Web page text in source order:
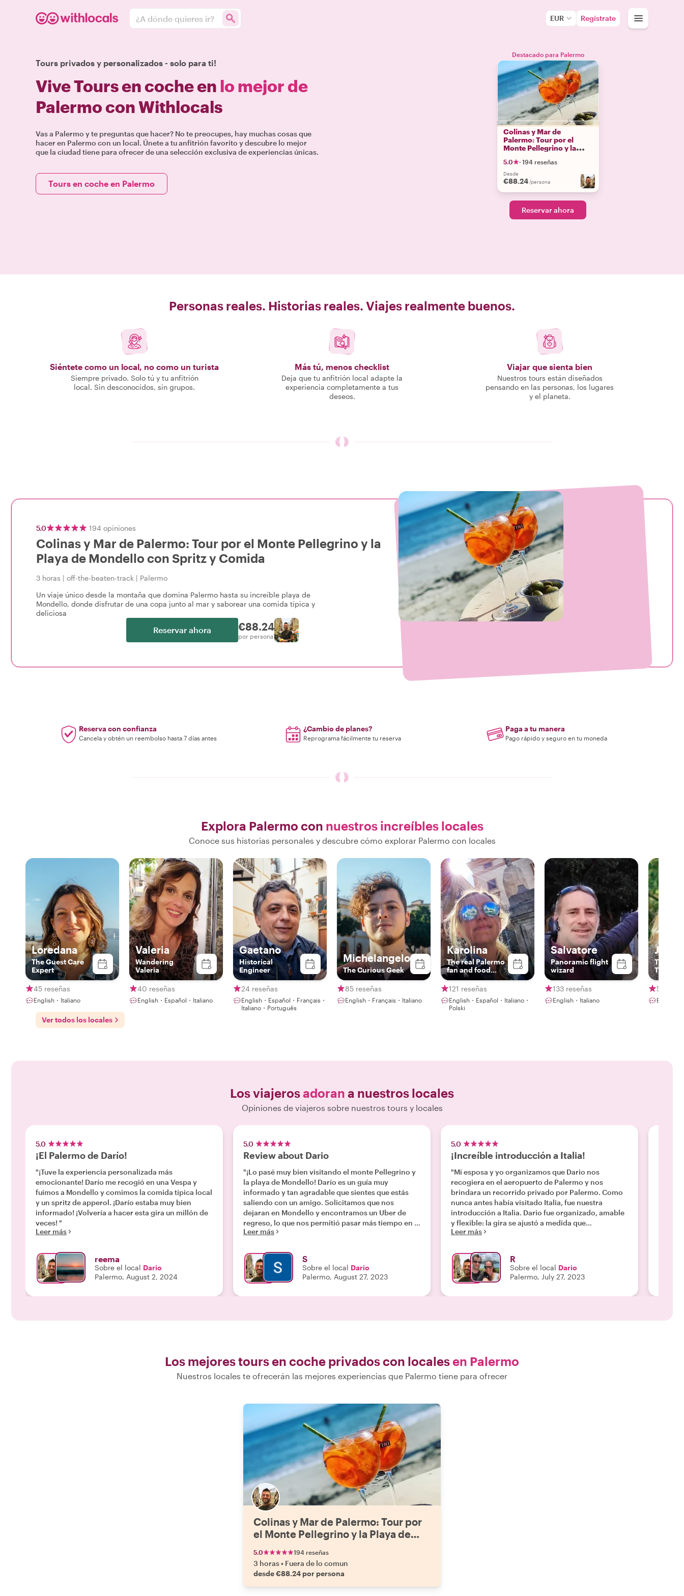
¿A dónde quieres ir? EUR Regístrate
Tours privados y personalizados - solo para ti!
Vive Tours en coche en lo mejor de
Palermo con Withlocals
Vas a Palermo y te preguntas que hacer? No te preocupes, hay muchas cosas que
hacer en Palermo con un local. Únete a tu anfitrión favorito y descubre lo mejor
que la ciudad tiene para ofrecer de una selección exclusiva de experiencias únicas.
Tours en coche en Palermo
Destacado para Palermo
Colinas y Mar de
Palermo: Tour por el
Monte Pellegrino y la
Spritz y Comida
5.0 · 194 reseñas
Desde
€88.24 /persona
Reservar ahora
Personas reales. Historias reales. Viajes realmente buenos.
Siéntete como un local, no como un turista
Siempre privado. Solo tú y tu anfitrión
local. Sin desconocidos, sin grupos.
Más tú, menos checklist
Deja que tu anfitrión local adapte la
experiencia completamente a tus
deseos.
Viajar que sienta bien
Nuestros tours están diseñados
pensando en las personas, los lugares
y el planeta.
5.0 194 opiniones
Colinas y Mar de Palermo: Tour por el Monte Pellegrino y la
Playa de Mondello con Spritz y Comida
3 horas | off-the-beaten-track | Palermo
Un viaje único desde la montaña que domina Palermo hasta su increíble playa de
Mondello, donde disfrutar de una copa junto al mar y saborear una comida típica y
deliciosa
Reservar ahora €88.24
por persona
Reserva con confianza
Cancela y obtén un reembolso hasta 7 días antes
¿Cambio de planes?
Reprograma fácilmente tu reserva
Paga a tu manera
Pago rápido y seguro en tu moneda
Explora Palermo con nuestros increíbles locales
Conoce sus historias personales y descubre cómo explorar Palermo con locales
Loredana
The Guest Care
Expert
45 reseñas
English・Italiano
Valeria
Wandering
Valeria
40 reseñas
English・Español・Italiano
Gaetano
Historical
Engineer
24 reseñas
English・Español・Français・
Italiano・Português
Michelangelo
The Curious Geek
85 reseñas
English・Français・Italiano
Karolina
The real Palermo
fan and food
lover
121 reseñas
English・Español・Italiano・
Polski
Salvatore
Panoramic flight
wizard
133 reseñas
English・Italiano
Julie
The
5
English
Ver todos los locales
Los viajerosadoran a nuestros locales
Opiniones de viajeros sobre nuestros tours y locales
5.0
¡El Palermo de Darío!
"¡Tuve la experiencia personalizada más
emocionante! Darío me recogió en una Vespa y
fuimos a Mondello y comimos la comida típica local
y un spritz de apperol. ¡Darío estaba muy bien
informado! ¡Volvería a hacer esta gira un millón de
veces! "
Leer más
reema
Sobre el local Dario
Palermo, August 2, 2024
5.0
Review about Dario
"¡Lo pasé muy bien visitando el monte Pellegrino y
la playa de Mondello! Darío es un guía muy
informado y tan agradable que sientes que estás
saliendo con un amigo. Solicitamos que nos
dejaran en Mondello y encontramos un Uber de
regreso, lo que nos permitió pasar más tiempo en la
playa. Gracias Darío!"
Leer más
S
Sobre el local Dario
Palermo, August 27, 2023
5.0
¡Increíble introducción a Italia!
"Mi esposa y yo organizamos que Dario nos
recogiera en el aeropuerto de Palermo y nos
brindara un recorrido privado por Palermo. Como
nunca antes había visitado Italia, fue nuestra
introducción a Italia. Dario fue organizado, amable
y flexible: la gira se ajustó a medida que
avanzábamos para permitirnos tener nuestro
estaba muy bien informado sobre la ciudad.
Terminamos nuestro recorrido con un Aperol Spritz
y cerveza en la playa disfrutando de una vista
increíble. No podemos recomendar a Dario lo
Leer más
R
Sobre el local Dario
Palermo, July 27, 2023
Los mejores tours en coche privados con localesen Palermo
Nuestros locales te ofrecerán las mejores experiencias que Palermo tiene para ofrecer
Colinas y Mar de Palermo: Tour por
el Monte Pellegrino y la Playa de
5.0 194 reseñas
3 horas• Fuera de lo comun
desde €88.24 por persona